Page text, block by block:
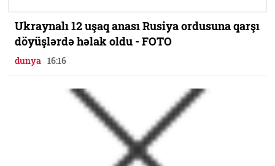
Ukraynalı 12 uşaq anası Rusiya ordusuna qarşı
döyüşlərdə həlak oldu - FOTO
dunya 16:16